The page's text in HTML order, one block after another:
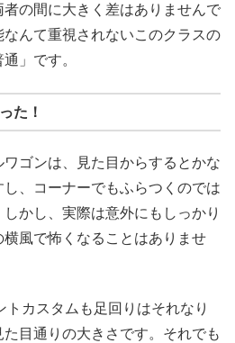
の間に大きく差はありませんで
んて重視されないこのクラスの
」です。
た！
ゴンは、見た目からするとかな
、コーナーでもふらつくのでは
かし、実際は意外にもしっかり
風で怖くなることはありませ
トカスタムも足回りはそれなり
目通りの大きさです。それでも